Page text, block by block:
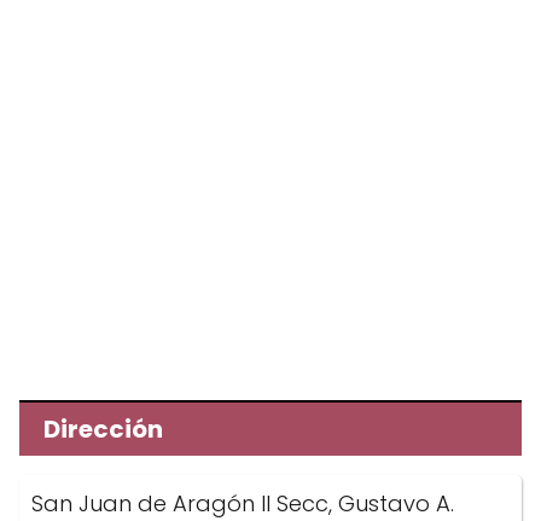
Dirección
San Juan de Aragón II Secc, Gustavo A.